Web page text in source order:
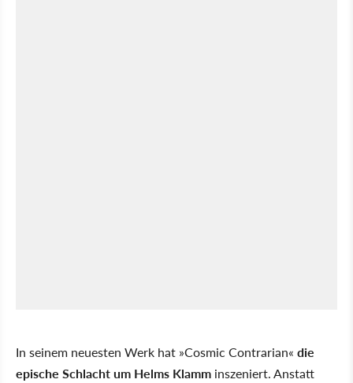
In seinem neuesten Werk hat »Cosmic Contrarian« die
epische Schlacht um Helms Klamm inszeniert. Anstatt